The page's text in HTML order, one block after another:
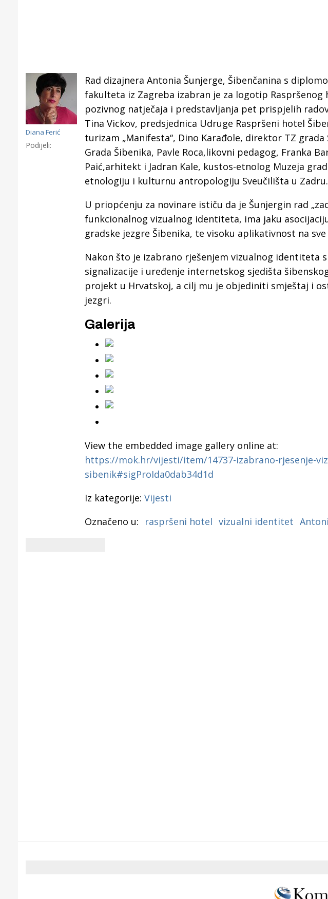
Diana Ferić
Podijeli:
Rad dizajnera Antonia Šunjerge, Šibenčanina s
fakulteta iz Zagreba izabran je za logotip Raspršenog
pozivnog natječaja i predstavljanja pet prispjelih
Tina Vickov, predsjednica Udruge Raspršeni hotel
turizam „Manifesta“, Dino Karađole, direktor TZ
Grada Šibenika, Pavle Roca,likovni pedagog, Franka
Paić,arhitekt i Jadran Kale, kustos-etnolog Muzeja
etnologiju i kulturnu antropologiju Sveučilišta u Zadru.
U priopćenju za novinare ističu da je Šunjergin rad
funkcionalnog vizualnog identiteta, ima jaku
gradske jezgre Šibenika, te visoku aplikativnost na
Nakon što je izabrano rješenjem vizualnog identiteta
signalizacije i uređenje internetskog sjedišta
projekt u Hrvatskoj, a cilj mu je objediniti smještaj i
jezgri.
Galerija
View the embedded image gallery online at:
https://mok.hr/vijesti/item/14737-izabrano-rjesenje-
sibenik#sigProIda0dab34d1d
Iz kategorije: Vijesti
Označeno u:
raspršeni hotel vizualni identitet
Gornji tok Krke iz prve ruke -
Otkrijte hostel Titius u
edukativnom kampusu NP Krka u
Puljanima